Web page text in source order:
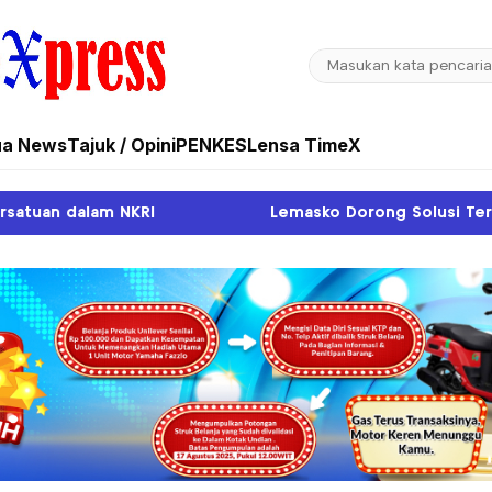
NewsTajuk / OpiniPENKESLensa TimeX
Lemasko Dorong Solusi Terpadu Atasi